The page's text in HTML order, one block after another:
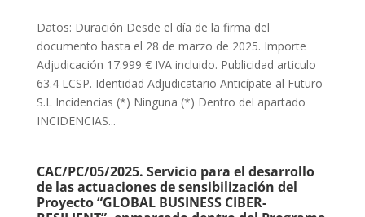
Datos: Duración Desde el día de la firma del
documento hasta el 28 de marzo de 2025. Importe
Adjudicación 17.999 € IVA incluido. Publicidad articulo
63.4 LCSP. Identidad Adjudicatario Anticípate al Futuro
S.L Incidencias (*) Ninguna (*) Dentro del apartado
INCIDENCIAS...
CAC/PC/05/2025. Servicio para el desarrollo
de las actuaciones de sensibilización del
Proyecto “GLOBAL BUSINESS CIBER-